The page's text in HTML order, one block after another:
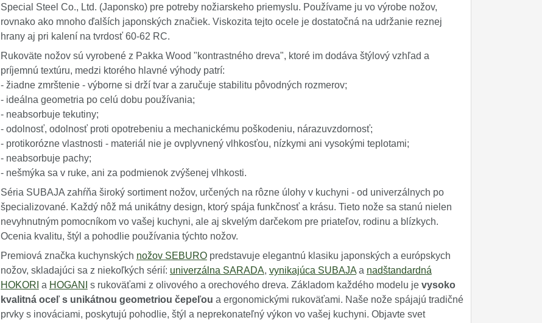
Special Steel Co., Ltd. (Japonsko) pre potreby nožiarskeho priemyslu. Používame ju vo výrobe nožov,
rovnako ako mnoho ďalších japonských značiek. Viskozita tejto ocele je dostatočná na udržanie reznej
hrany aj pri kalení na tvrdosť 60-62 RC.
Rukoväte nožov sú vyrobené z Pakka Wood "kontrastného dreva", ktoré im dodáva štýlový vzhľad a
príjemnú textúru, medzi ktorého hlavné výhody patrí:
- žiadne zmrštenie - výborne si drží tvar a zaručuje stabilitu pôvodných rozmerov;
- ideálna geometria po celú dobu používania;
- neabsorbuje tekutiny;
- odolnosť, odolnosť proti opotrebeniu a mechanickému poškodeniu, nárazuvzdornosť;
- protikorózne vlastnosti - materiál nie je ovplyvnený vlhkosťou, nízkymi ani vysokými teplotami;
- neabsorbuje pachy;
- nešmýka sa v ruke, ani za podmienok zvýšenej vlhkosti.
Séria SUBAJA zahŕňa široký sortiment nožov, určených na rôzne úlohy v kuchyni - od univerzálnych po
špecializované. Každý nôž má unikátny design, ktorý spája funkčnosť a krásu. Tieto nože sa stanú nielen
nevyhnutným pomocníkom vo vašej kuchyni, ale aj skvelým darčekom pre priateľov, rodinu a blízkych.
Ocenia kvalitu, štýl a pohodlie používania týchto nožov.
Premiová značka kuchynských nožov SEBUROpredstavuje elegantnú klasiku japonských a európskych
nožov, skladajúci sa z niekoľkých sérií: univerzálna SARADA, vynikajúca SUBAJAa nadštandardná
HOKORI a HOGANI s rukoväťami z olivového a orechového dreva. Základom každého modelu je vysoko
kvalitná oceľ s unikátnou geometriou čepeľou a ergonomickými rukoväťami. Naše nože spájajú tradičné
prvky s inováciami, poskytujú pohodlie, štýl a neprekonateľný výkon vo vašej kuchyni. Objavte svet